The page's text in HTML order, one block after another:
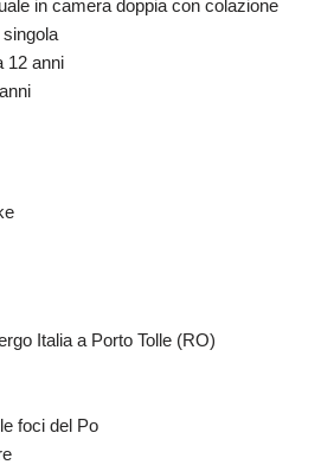
in camera doppia con colazione
12 anni
Italia a Porto Tolle (RO)
foci del Po